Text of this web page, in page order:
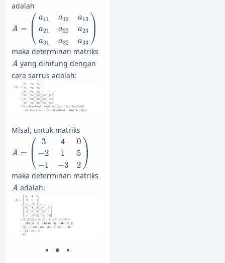
adalah
A = ⎛
⎜
⎝
a11 a12 a13
a21 a22 a23
a31 a32 a33
⎞⎟
⎠
A=(a11 22
maka determinan matriks
A
A yang dihitung dengan
cara sarrus adalah:
Misal, untuk matriks
A = ⎛
⎜
⎝
3 4
0
−2 1
5
−1 −3 2
⎞⎟
⎠
A=(340−21 5−1−32
maka determinan matriks
A
A adalah: